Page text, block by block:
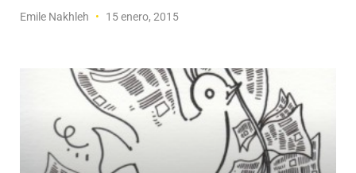
Emile Nakhleh 15 enero, 2015